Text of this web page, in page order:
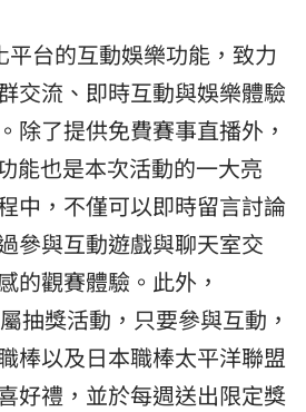
平台的互動娛樂功能，致力
交流、即時互動與娛樂體驗
除了提供免費賽事直播外，
能也是本次活動的一大亮
中，不僅可以即時留言討論
參與互動遊戲與聊天室交
的觀賽體驗。此外，
抽獎活動，只要參與互動，
棒以及日本職棒太平洋聯盟
好禮，並於每週送出限定獎